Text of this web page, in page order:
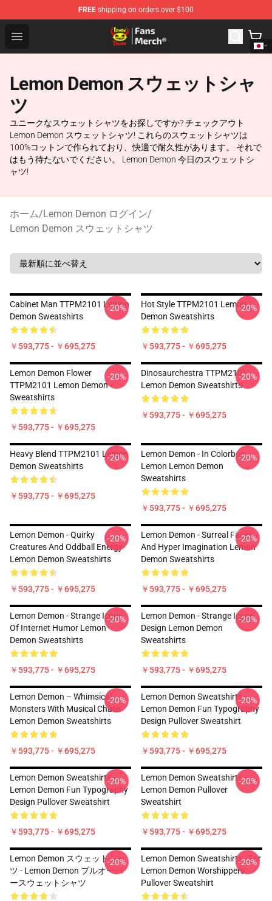
FREE shipping on orders over $100
Open menu
Lemon Demon Store - Official Lemon Demon
Lemon Demon スウェットシャ
ツ
ユニークなスウェットシャツをお探しですか? チェックアウト
Lemon Demon スウェットシャツ! これらのスウェットシャツは
100%コットンで作られており、快適で耐久性があります。 それで
はもう待たないでください。 Lemon Demon 今日のスウェットシ
ャツ!
ホーム/Lemon Demon ログイン/
Lemon Demon スウェットシャツ
Cabinet Man TTPM2101 Lemon
Demon Sweatshirts
￥593,775 - ￥695,275
-20%
Hot Style TTPM2101 Lemon
Demon Sweatshirts
￥593,775 - ￥695,275
-20%
Lemon Demon Flower
TTPM2101 Lemon Demon
Sweatshirts
￥593,775 - ￥695,275
-20%
Dinosaurchestra TTPM2101
Lemon Demon Sweatshirts
￥593,775 - ￥695,275
-20%
Heavy Blend TTPM2101 Lemon
Demon Sweatshirts
￥593,775 - ￥695,275
-20%
Lemon Demon - In Colorbox
Lemon Lemon Demon
Sweatshirts
￥593,775 - ￥695,275
-20%
Lemon Demon - Quirky
Creatures And Oddball Energy
Lemon Demon Sweatshirts
￥593,775 - ￥695,275
-20%
Lemon Demon - Surreal Faces
And Hyper Imagination Lemon
Demon Sweatshirts
￥593,775 - ￥695,275
-20%
Lemon Demon - Strange Icons
Of Internet Humor Lemon
Demon Sweatshirts
￥593,775 - ￥695,275
-20%
Lemon Demon - Strange Icons
Design Lemon Demon
Sweatshirts
￥593,775 - ￥695,275
-20%
Lemon Demon – Whimsical
Monsters With Musical Chaos
Lemon Demon Sweatshirts
￥593,775 - ￥695,275
-20%
Lemon Demon Sweatshirts -
Lemon Demon Fun Typography
Design Pullover Sweatshirt
￥593,775 - ￥695,275
-20%
Lemon Demon Sweatshirts -
Lemon Demon Fun Typography
Design Pullover Sweatshirt
￥593,775 - ￥695,275
-20%
Lemon Demon Sweatshirts -
Lemon Demon Pullover
Sweatshirt
￥593,775 - ￥695,275
-20%
Lemon Demon スウェットシャ
ツ - Lemon Demon プルオーバ
ースウェットシャツ
-20%
Lemon Demon Sweatshirts - For
Lemon Demon Worshippers
Pullover Sweatshirt
-20%